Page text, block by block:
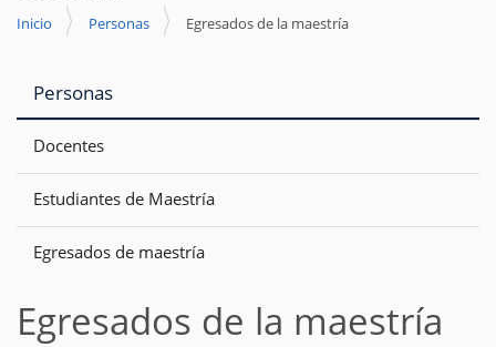
Inicio
Personas Egresados de la maestría
Personas
Docentes
Estudiantes de Maestría
Egresados de maestría
Egresados de la maestría